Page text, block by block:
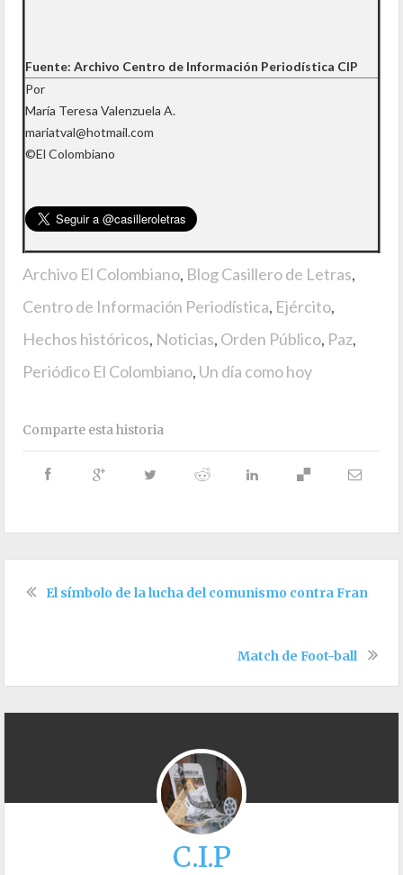
Fuente: Archivo Centro de Información Periodística CIP
Por
María Teresa Valenzuela A.
mariatval@hotmail.com
©El Colombiano
Archivo El Colombiano, Blog Casillero de Letras,
Centro de Información Periodística, Ejército,
Hechos históricos, Noticias, Orden Público, Paz,
Periódico El Colombiano, Un día como hoy
Comparte esta historia
El símbolo de la lucha del comunismo contra Franco
Match de Foot-ball
C.I.P